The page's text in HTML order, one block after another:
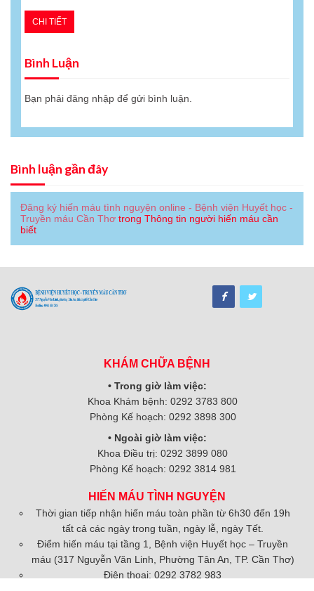
CHI TIẾT
Bình Luận
Bạn phải đăng nhập để gửi bình luận.
Bình luận gần đây
Đăng ký hiến máu tình nguyện online - Bệnh viện Huyết học -
Truyền máu Cần Thơ trong Thông tin người hiến máu cần
biết
KHÁM CHỮA BỆNH
• Trong giờ làm việc:
Khoa Khám bệnh: 0292 3783 800
Phòng Kế hoạch: 0292 3898 300
• Ngoài giờ làm việc:
Khoa Điều trị: 0292 3899 080
Phòng Kế hoạch: 0292 3814 981
HIẾN MÁU TÌNH NGUYỆN
Thời gian tiếp nhận hiến máu toàn phần từ 6h30 đến 19h
tất cả các ngày trong tuần, ngày lễ, ngày Tết.
Điểm hiến máu tại tầng 1, Bệnh viện Huyết học – Truyền
máu (317 Nguyễn Văn Linh, Phường Tân An, TP. Cần Thơ)
Điện thoại: 0292 3782 983